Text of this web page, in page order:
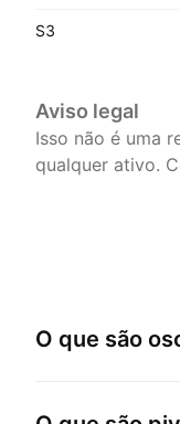
S3
Aviso legal
Isso não é uma
qualquer ativo.
O que são